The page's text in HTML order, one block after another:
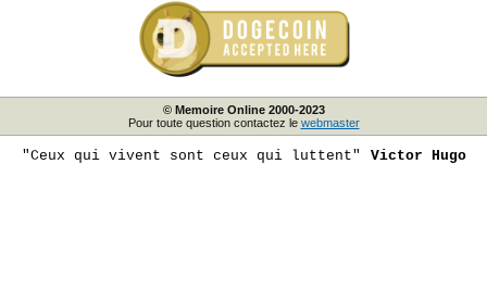
© Memoire Online 2000-2023
Pour toute question contactez le webmaster
"Ceux qui vivent sont ceux qui luttent" Victor Hugo